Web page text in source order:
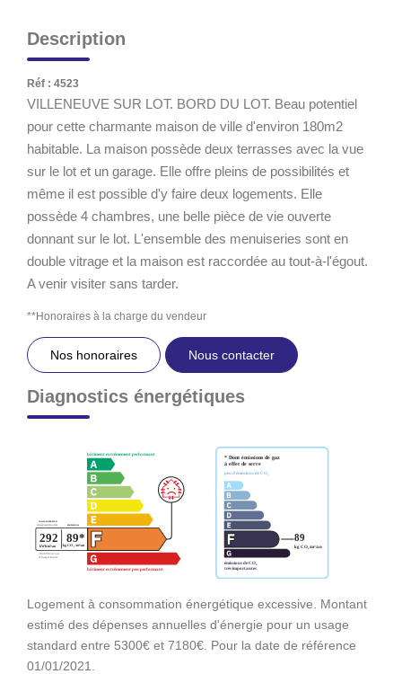
Description
Réf : 4523
VILLENEUVE SUR LOT. BORD DU LOT. Beau potentiel
pour cette charmante maison de ville d'environ 180m2
habitable. La maison possède deux terrasses avec la vue
sur le lot et un garage. Elle offre pleins de possibilités et
même il est possible d'y faire deux logements. Elle
possède 4 chambres, une belle pièce de vie ouverte
donnant sur le lot. L'ensemble des menuiseries sont en
double vitrage et la maison est raccordée au tout-à-l'égout.
A venir visiter sans tarder.
**Honoraires à la charge du vendeur
Nos honoraires Nous contacter
Diagnostics énergétiques
Logement à consommation énergétique excessive. Montant
estimé des dépenses annuelles d'énergie pour un usage
standard entre 5300€ et 7180€. Pour la date de référence
01/01/2021.